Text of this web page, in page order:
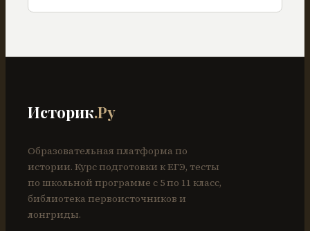
Историк.Ру
Образовательная платформа по
истории. Курс подготовки к ЕГЭ, тесты
по школьной программе с 5 по 11 класс,
библиотека первоисточников и
лонгриды.